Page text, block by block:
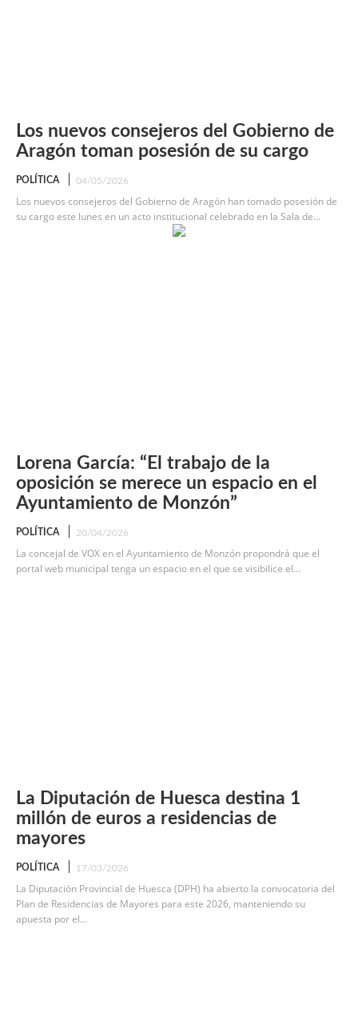
Los nuevos consejeros del Gobierno de
Aragón toman posesión de su cargo
POLÍTICA 04/05/2026
Los nuevos consejeros del Gobierno de Aragón han tomado posesión de
su cargo este lunes en un acto institucional celebrado en la Sala de...
Lorena García: “El trabajo de la
oposición se merece un espacio en el
Ayuntamiento de Monzón”
POLÍTICA 20/04/2026
La concejal de VOX en el Ayuntamiento de Monzón propondrá que el
portal web municipal tenga un espacio en el que se visibilice el...
La Diputación de Huesca destina 1
millón de euros a residencias de
mayores
POLÍTICA 17/03/2026
La Diputación Provincial de Huesca (DPH) ha abierto la convocatoria del
Plan de Residencias de Mayores para este 2026, manteniendo su
apuesta por el...